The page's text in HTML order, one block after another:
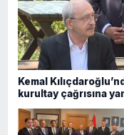
Kemal
kurultay çağrısına